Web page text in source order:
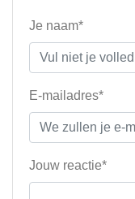
Je naam*
E-mailadres*
Jouw reactie*